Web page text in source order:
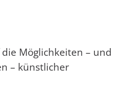
Möglichkeiten – und
– künstlicher